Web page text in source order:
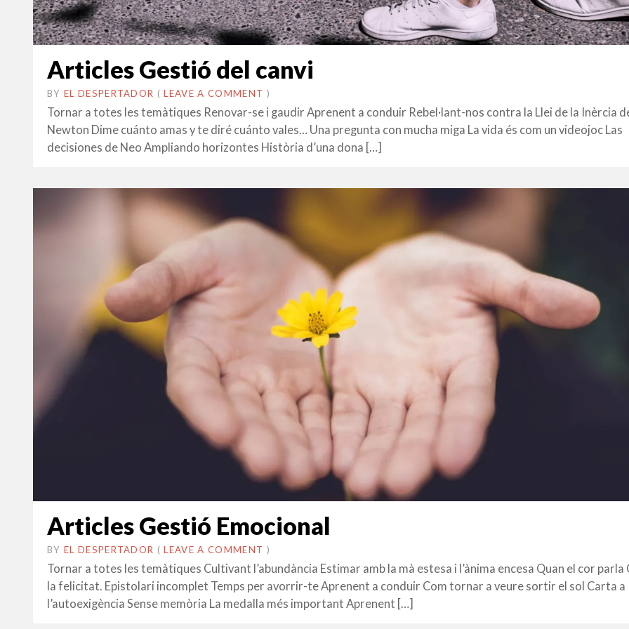
Articles Gestió del canvi
BY EL DESPERTADOR ON
27
FEBRER
2024
•(LEAVE A COMMENT )
Tornar a totes les temàtiques Renovar-se i gaudir Aprenent a conduir Rebel·lant-nos contra la Llei de la Inèrcia
Newton Dime cuánto amas y te diré cuánto vales… Una pregunta con mucha miga La vida és com un videojoc Las
decisiones de Neo Ampliando horizontes Història d’una dona […]
Articles Gestió Emocional
BY EL DESPERTADOR ON
27
FEBRER
2024
•(LEAVE A COMMENT )
Tornar a totes les temàtiques Cultivant l’abundància Estimar amb la mà estesa i l’ànima encesa Quan el cor parla
la felicitat. Epistolari incomplet Temps per avorrir-te Aprenent a conduir Com tornar a veure sortir el sol Carta a
l’autoexigència Sense memòria La medalla més important Aprenent […]